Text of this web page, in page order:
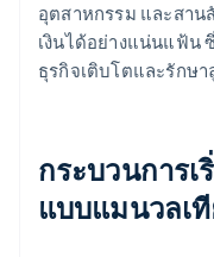
อุตสาหกรรม และสาน
เงินได้อย่างแน่นแฟ้น
ธุรกิจเติบโตและรักษ
กระบวนการ
แบบแมนวลเ